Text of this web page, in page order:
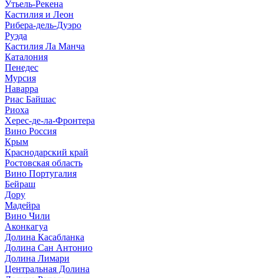
Утьель-Рекена
Кастилия и Леон
Рибера-дель-Дуэро
Руэда
Кастилия Ла Манча
Каталония
Пенедес
Мурсия
Наварра
Риас Байшас
Риоха
Херес-де-ла-Фронтера
Вино Россия
Крым
Краснодарский край
Ростовская область
Вино Португалия
Бейраш
Дору
Мадейра
Вино Чили
Аконкагуа
Долина Касабланка
Долина Сан Антонио
Долина Лимари
Центральная Долина